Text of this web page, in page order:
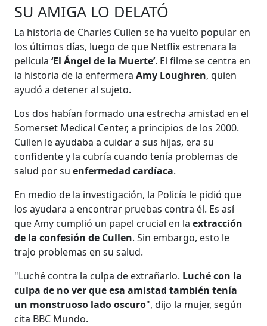
SU AMIGA LO DELATÓ
La historia de Charles Cullen se ha vuelto popular en
los últimos días, luego de que Netflix estrenara la
película ‘El Ángel de la Muerte’. El filme se centra en
la historia de la enfermeraAmy Loughren, quien
ayudó a detener al sujeto.
Los dos habían formado una estrecha amistad en el
Somerset Medical Center, a principios de los 2000.
Cullen le ayudaba a cuidar a sus hijas, era su
confidente y la cubría cuando tenía problemas de
salud por suenfermedad cardíaca.
En medio de la investigación, la Policía le pidió que
los ayudara a encontrar pruebas contra él. Es así
que Amy cumplió un papel crucial en laextracción
de la confesión de Cullen. Sin embargo, esto le
trajo problemas en su salud.
"Luché contra la culpa de extrañarlo. Luché con la
culpa de no ver que esa amistad también tenía
un monstruoso lado oscuro", dijo la mujer, según
cita BBC Mundo.